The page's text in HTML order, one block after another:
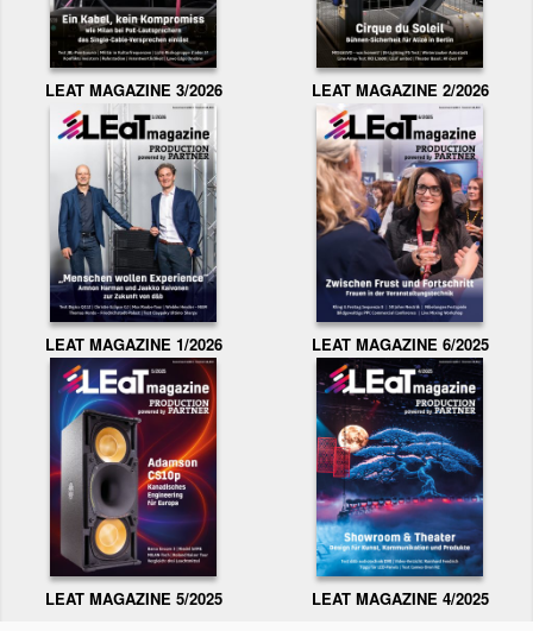
LEAT MAGAZINE 3/2026 LEAT MAGAZINE 2/2026
LEAT MAGAZINE 1/2026 LEAT MAGAZINE 6/2025
LEAT MAGAZINE 5/2025 LEAT MAGAZINE 4/2025